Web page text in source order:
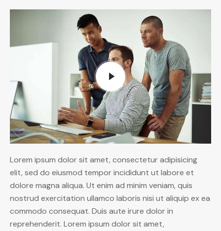
Lorem ipsum dolor sit amet, consectetur adipisicing
elit, sed do eiusmod tempor incididunt ut labore et
dolore magna aliqua. Ut enim ad minim veniam, quis
nostrud exercitation ullamco laboris nisi ut aliquip ex ea
commodo consequat. Duis aute irure dolor in
reprehenderit. Lorem ipsum dolor sit amet,